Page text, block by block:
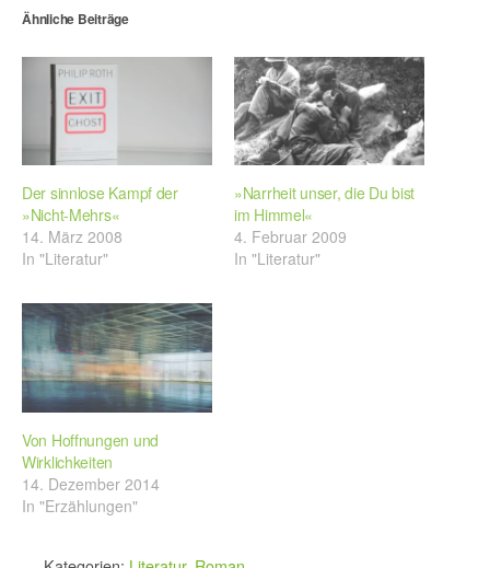
Ähnliche Beiträge
Der sinnlose Kampf der
»Nicht-Mehrs«
14. März 2008
In "Literatur"
»Narrheit unser, die Du bist
im Himmel«
4. Februar 2009
In "Literatur"
Von Hoffnungen und
Wirklichkeiten
14. Dezember 2014
In "Erzählungen"